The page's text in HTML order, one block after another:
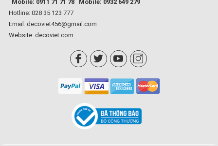
Mobile: 0911 71 71 78
Mobile: 0932 649 279
Hotline: 028 35 123 777
Email: decoviet456@gmail.com
Website: decoviet.com